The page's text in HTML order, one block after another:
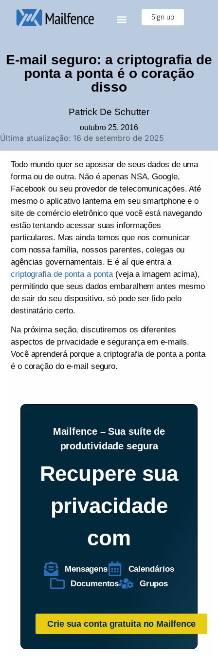
Sign up
E-mail seguro: a criptografia de
ponta a ponta é o coração
disso
Patrick De Schutter
outubro 25, 2016
Última atualização: 16 de setembro de 2025
Todo mundo quer se apossar de seus dados de uma
forma ou de outra. Não é apenas NSA, Google,
Facebook ou seu provedor de telecomunicações. Até
mesmo o aplicativo lanterna em seu smartphone e o
site de comércio eletrônico que você está navegando
estão tentando acessar suas informações
particulares. Mas ainda temos que nos comunicar
com nossa família, nossos parentes, colegas ou
agências governamentais. E é aí que entra a
criptografia de ponta a ponta(veja a imagem acima),
permitindo que seus dados embaralhem antes mesmo
de sair do seu dispositivo. só pode ser lido pelo
destinatário certo.
Na próxima seção, discutiremos os diferentes
aspectos de privacidade e segurança em e-mails.
Você aprenderá porque a criptografia de ponta a ponta
é o coração do e-mail seguro.
Mailfence – Sua suíte de
produtividade segura
Recupere sua
privacidade
com
Mensagens
Calendários
Documentos
Grupos
Crie sua conta gratuita no Mailfence